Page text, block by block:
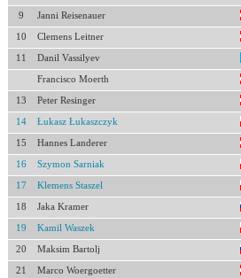
9 Janni Reisenauer
10 Clemens Leitner
11 Danil Vassilyev
Francisco Moerth
13 Peter Resinger
14 Łukasz Łukaszczyk
15 Hannes Landerer
16 Szymon Sarniak
17 Klemens Staszel
18 Jaka Kramer
19 Kamil Waszek
20 Maksim Bartolj
21 Marco Woergoetter